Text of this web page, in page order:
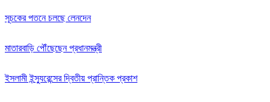
সূচকের পতনে চলছে লেনদেন
মাতারবাড়ি পৌঁছেছেন প্রধানমন্ত্রী
ইসলামী ইন্স্যুরেন্সের দ্বিতীয় প্রান্তিক প্রকাশ